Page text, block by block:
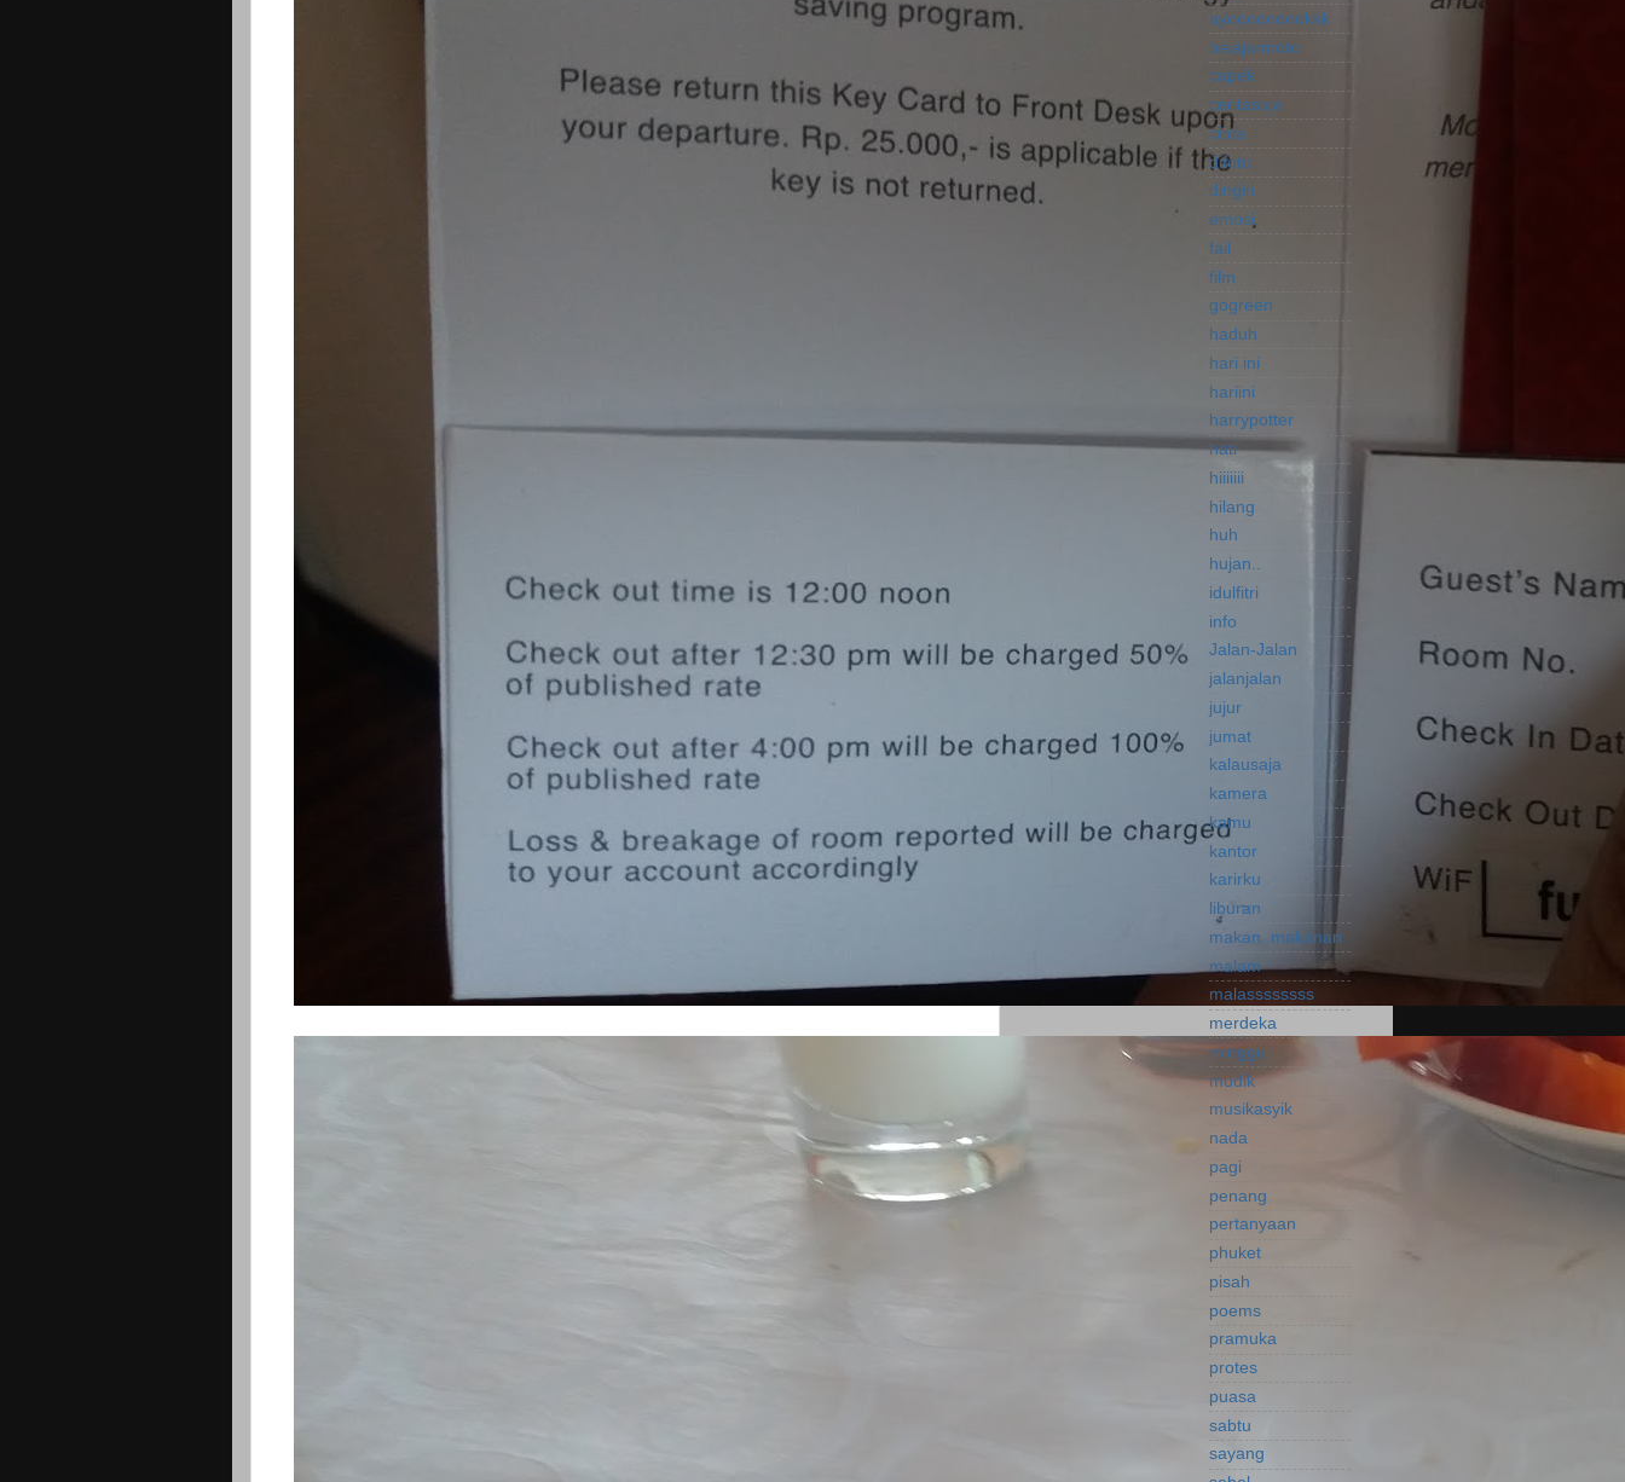
ayooooooookkk
belajarmoto
capek
ceritasaja
cinta
difoto
dingin
emosi
fail
film
gogreen
haduh
hari ini
hariini
harrypotter
hati
hiiiiiii
hilang
huh
hujan..
idulfitri
info
Jalan-Jalan
jalanjalan
jujur
jumat
kalausaja
kamera
kamu
kantor
karirku
liburan
makan..makanan
malam
malassssssss
merdeka
minggu
mudik
musikasyik
nada
pagi
penang
pertanyaan
phuket
pisah
poems
pramuka
protes
puasa
sabtu
sayang